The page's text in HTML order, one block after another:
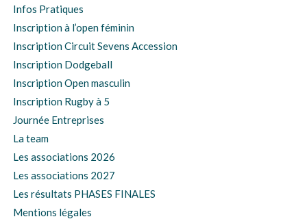
Infos Pratiques
Inscription à l’open féminin
Inscription Circuit Sevens Accession
Inscription Dodgeball
Inscription Open masculin
Inscription Rugby à 5
Journée Entreprises
La team
Les associations 2026
Les associations 2027
Les résultats PHASES FINALES
Mentions légales